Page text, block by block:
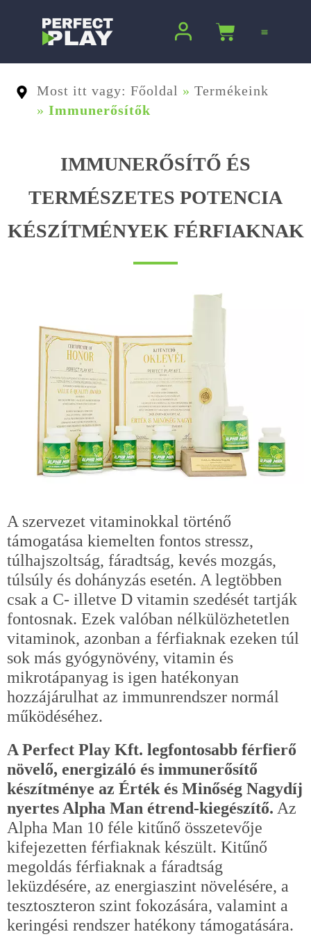
tartalomra
Kosár
Most itt vagy: Főoldal » Termékeink
» Immunerősítők
IMMUNERŐSÍTŐ ÉS
TERMÉSZETES POTENCIA
KÉSZÍTMÉNYEK FÉRFIAKNAK
A szervezet vitaminokkal történő
támogatása kiemelten fontos stressz,
túlhajszoltság, fáradtság, kevés mozgás,
túlsúly és dohányzás esetén. A legtöbben
csak a C- illetve D vitamin szedését tartják
fontosnak. Ezek valóban nélkülözhetetlen
vitaminok, azonban a férfiaknak ezeken túl
sok más gyógynövény, vitamin és
mikrotápanyag is igen hatékonyan
hozzájárulhat az immunrendszer normál
működéséhez.
A Perfect Play Kft. legfontosabb férfierő
növelő, energizáló és immunerősítő
készítménye az Érték és Minőség Nagydíj
nyertes Alpha Man étrend-kiegészítő. Az
Alpha Man 10 féle kitűnő összetevője
kifejezetten férfiaknak készült. Kitűnő
megoldás férfiaknak a fáradtság
leküzdésére, az energiaszint növelésére, a
tesztoszteron szint fokozására, valamint a
keringési rendszer hatékony támogatására.